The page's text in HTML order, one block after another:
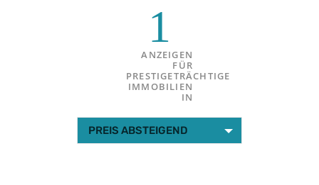
1
ANZEIGEN
FÜR
PRESTIGETRÄCHTIGE
IMMOBILIEN
IN
PREIS ABSTEIGEND